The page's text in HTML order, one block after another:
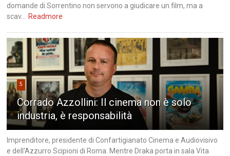
domande di Sorrentino non servono a giudicare un film, ma a
scav...
Readmore
5
Corrado Azzollini: Il cinema non è solo
industria, è responsabilità
Imprenditore, presidente di Confartigianato Cinema e Audiovisivo
e dell'Azzurro Scipioni di Roma. Mentre Draka porta in sala Vita